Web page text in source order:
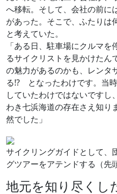
へ移転。そして、会社の前に
があった。そこで、ふたりは
と考えていた。
「ある日、駐車場にクルマ
るサイクリストを見かけたん
の魅力があるのかも、レンタ
る!? となったわけです。当
していたわけではないですし
わき七浜海道の存在さえ知り
然でした」
サイクリングガイドとして、
グツアーをアテンドする（先
地元を知り尽くし